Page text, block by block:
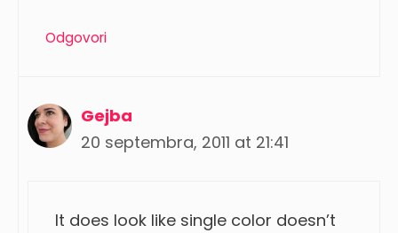
Odgovori
Gejba
20 septembra, 2011 at 21:41
It does look like single color doesn’t